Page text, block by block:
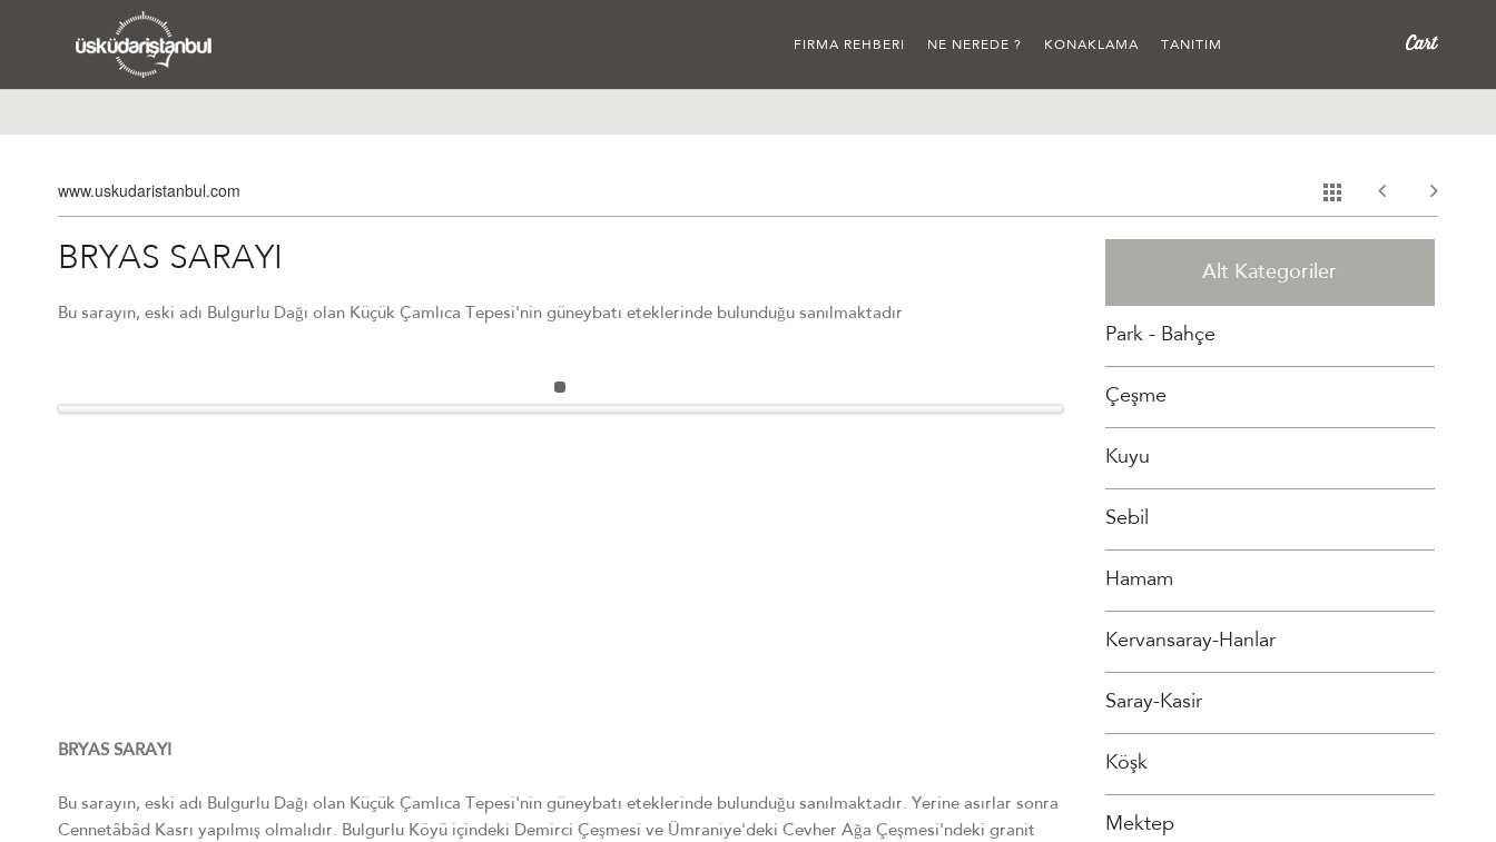
FIRMA REHBERI NE NEREDE ? KONAKLAMA TANITIM
www.uskudaristanbul.com
BRYAS SARAYI
Bu sarayın, eski adı Bulgurlu Dağı olan Küçük Çamlıca Tepesi'nin güneybatı eteklerinde bulunduğu sanılmaktadır
BRYAS SARAYI
Bu sarayın, eski adı Bulgurlu Dağı olan Küçük Çamlıca Tepesi'nin güneybatı eteklerinde bulunduğu sanılmaktadır. Yerine asırlar sonra
Cennetâbâd Kasrı yapılmış olmalıdır. Bulgurlu Köyü içindeki Demirci Çeşmesi ve Ümraniye'deki Cevher Ağa Çeşmesi'ndeki granit
Alt Kategoriler
Park - Bahçe
Çeşme
Kuyu
Sebil
Hamam
Kervansaray-Hanlar
Saray-Kasir
Köşk
Mektep